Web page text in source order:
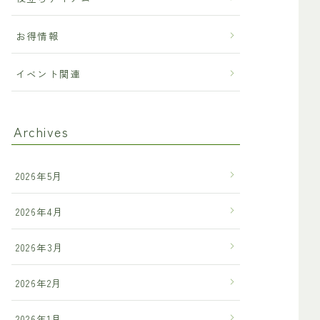
お得情報
イベント関連
Archives
2026年5月
2026年4月
2026年3月
2026年2月